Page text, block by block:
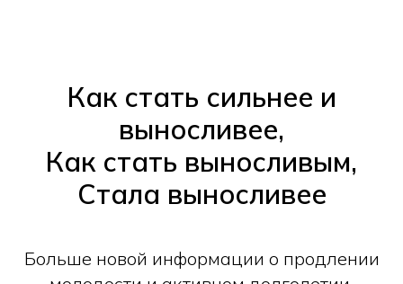
Как стать сильнее и
выносливее,
Как стать выносливым,
Стала выносливее
Больше новой информации о продлении